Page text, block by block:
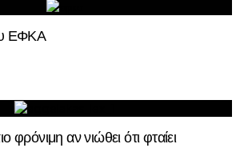
ΕΦΚΑ
φρόνιμη αν νιώθει ότι φταίει